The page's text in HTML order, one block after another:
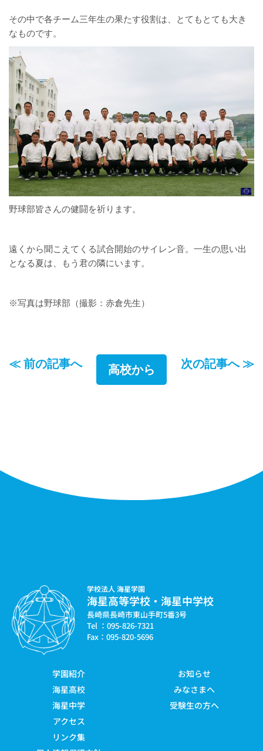
その中で各チーム三年生の果たす役割は、とてもとても大き
なものです。
野球部皆さんの健闘を祈ります。
遠くから聞こえてくる試合開始のサイレン音。一生の思い出
となる夏は、もう君の隣にいます。
※写真は野球部（撮影：赤倉先生）
≪ 前の記事へ 高校から 次の記事へ ≫
学校法人 海星学園
海星高等学校・海星中学校
長崎県長崎市東山手町5番3号
Tel ：095-826-7321
Fax：095-820-5696
学園紹介
海星高校
海星中学
アクセス
リンク集
お知らせ
みなさまへ
受験生の方へ